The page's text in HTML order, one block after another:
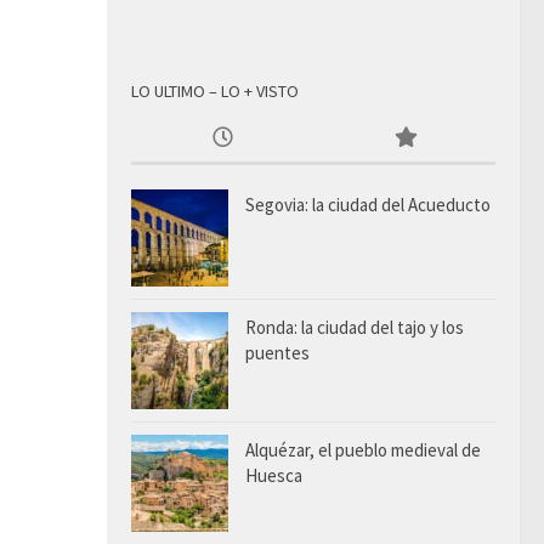
LO ULTIMO – LO + VISTO
Segovia: la ciudad del Acueducto
Ronda: la ciudad del tajo y los
puentes
Alquézar, el pueblo medieval de
Huesca